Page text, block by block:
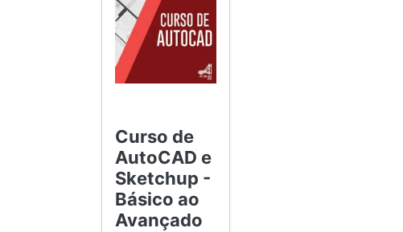
Curso de
AutoCAD e
Sketchup -
Básico ao
Avançado